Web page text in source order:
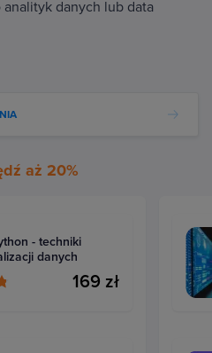
danych lub data
aż 20%
- techniki
danych
169 zł